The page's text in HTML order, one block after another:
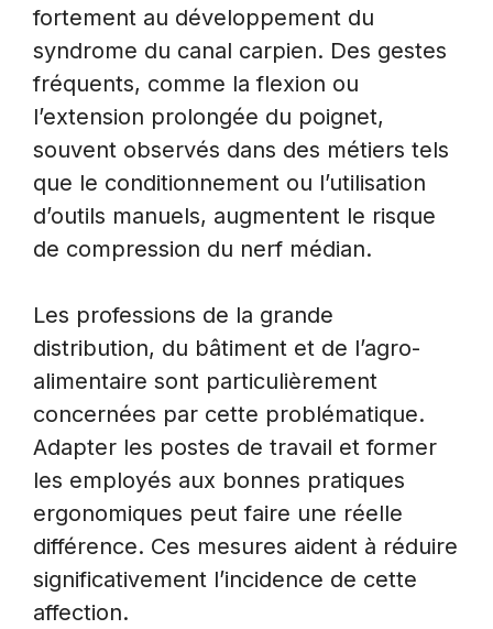
fortement au développement du
syndrome du canal carpien. Des gestes
fréquents, comme la flexion ou
l’extension prolongée du poignet,
souvent observés dans des métiers tels
que le conditionnement ou l’utilisation
d’outils manuels, augmentent le risque
de compression du nerf médian.
Les professions de la grande
distribution, du bâtiment et de l’agro-
alimentaire sont particulièrement
concernées par cette problématique.
Adapter les postes de travail et former
les employés aux bonnes pratiques
ergonomiques peut faire une réelle
différence. Ces mesures aident à réduire
significativement l’incidence de cette
affection.